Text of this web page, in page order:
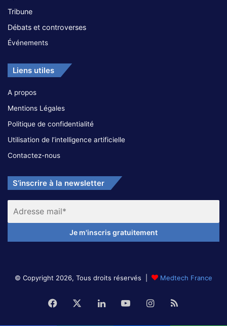
Tribune
Débats et controverses
Événements
Liens utiles
A propos
Mentions Légales
Politique de confidentialité
Utilisation de l’intelligence artificielle
Contactez-nous
S’inscrire à la newsletter
© Copyright 2026, Tous droits réservés | Medtech France
Facebook LinkedinYouTubeInstagram
RSS